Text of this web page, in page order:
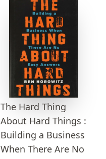
The Hard Thing
About Hard Things :
Building a Business
When There Are No